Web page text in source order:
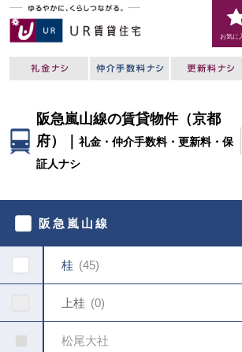
お気に
阪急嵐山線の賃貸物件（京都
府）｜礼金・仲介手数料・更新料・保
証人ナシ
く
阪急嵐山線
桂 45
上桂 0
松尾大社